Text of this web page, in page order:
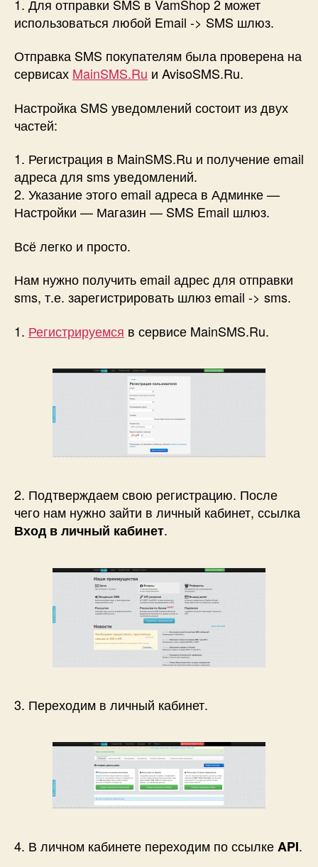
1. Для отправки SMS в VamShop 2 может
использоваться любой Email -> SMS шлюз.
Отправка SMS покупателям была проверена на
сервисах MainSMS.Ru и AvisoSMS.Ru.
Настройка SMS уведомлений состоит из двух
частей:
1. Регистрация в MainSMS.Ru и получение email
адреса для sms уведомлений.
2. Указание этого email адреса в Админке —
Настройки — Магазин — SMS Email шлюз.
Всё легко и просто.
Нам нужно получить email адрес для отправки
sms, т.е. зарегистрировать шлюз email -> sms.
1. Регистрируемся в сервисе MainSMS.Ru.
2. Подтверждаем свою регистрацию. После
чего нам нужно зайти в личный кабинет, ссылка
Вход в личный кабинет.
3. Переходим в личный кабинет.
4. В личном кабинете переходим по ссылкеAPI.